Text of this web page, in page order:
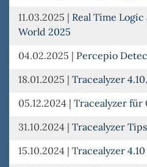
11.03.2025 | Real Time
World 2025
04.02.2025 | Percepio
18.01.2025 | Tracealyzer
05.12.2024 | Tracealyzer für
31.10.2024 | Tracealyzer
15.10.2024 | Tracealyzer 4.10